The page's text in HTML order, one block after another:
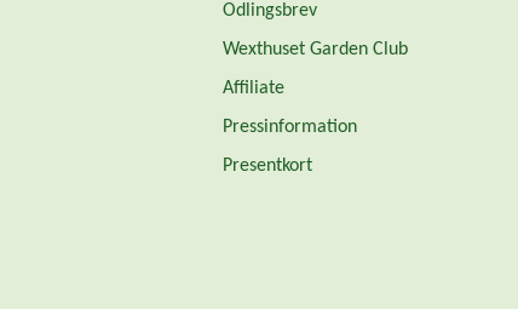
Odlingsbrev
Wexthuset Garden Club
Affiliate
Pressinformation
Presentkort